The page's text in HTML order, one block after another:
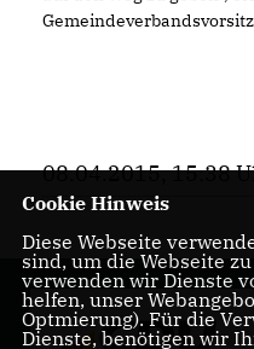
08.04.2015, 15:38
Cookie Hinweis
Diese Webseite
sind, um die Webseite
verwenden wir Dienste
helfen, unser
Optmierung). Für die
Dienste, benötigen wir